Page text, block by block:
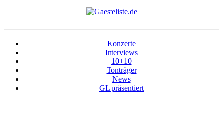
Konzerte
Interviews
10+10
Tonträger
News
GL präsentiert